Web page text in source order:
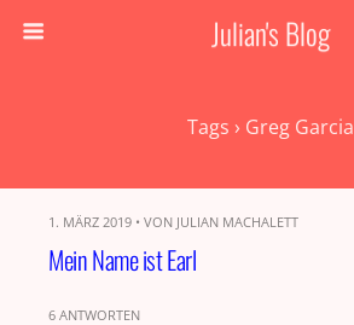
Julian's Blog
Tags › Greg Garcia
1. MÄRZ 2019 • VON JULIAN MACHALETT
Mein Name ist Earl
6 ANTWORTEN